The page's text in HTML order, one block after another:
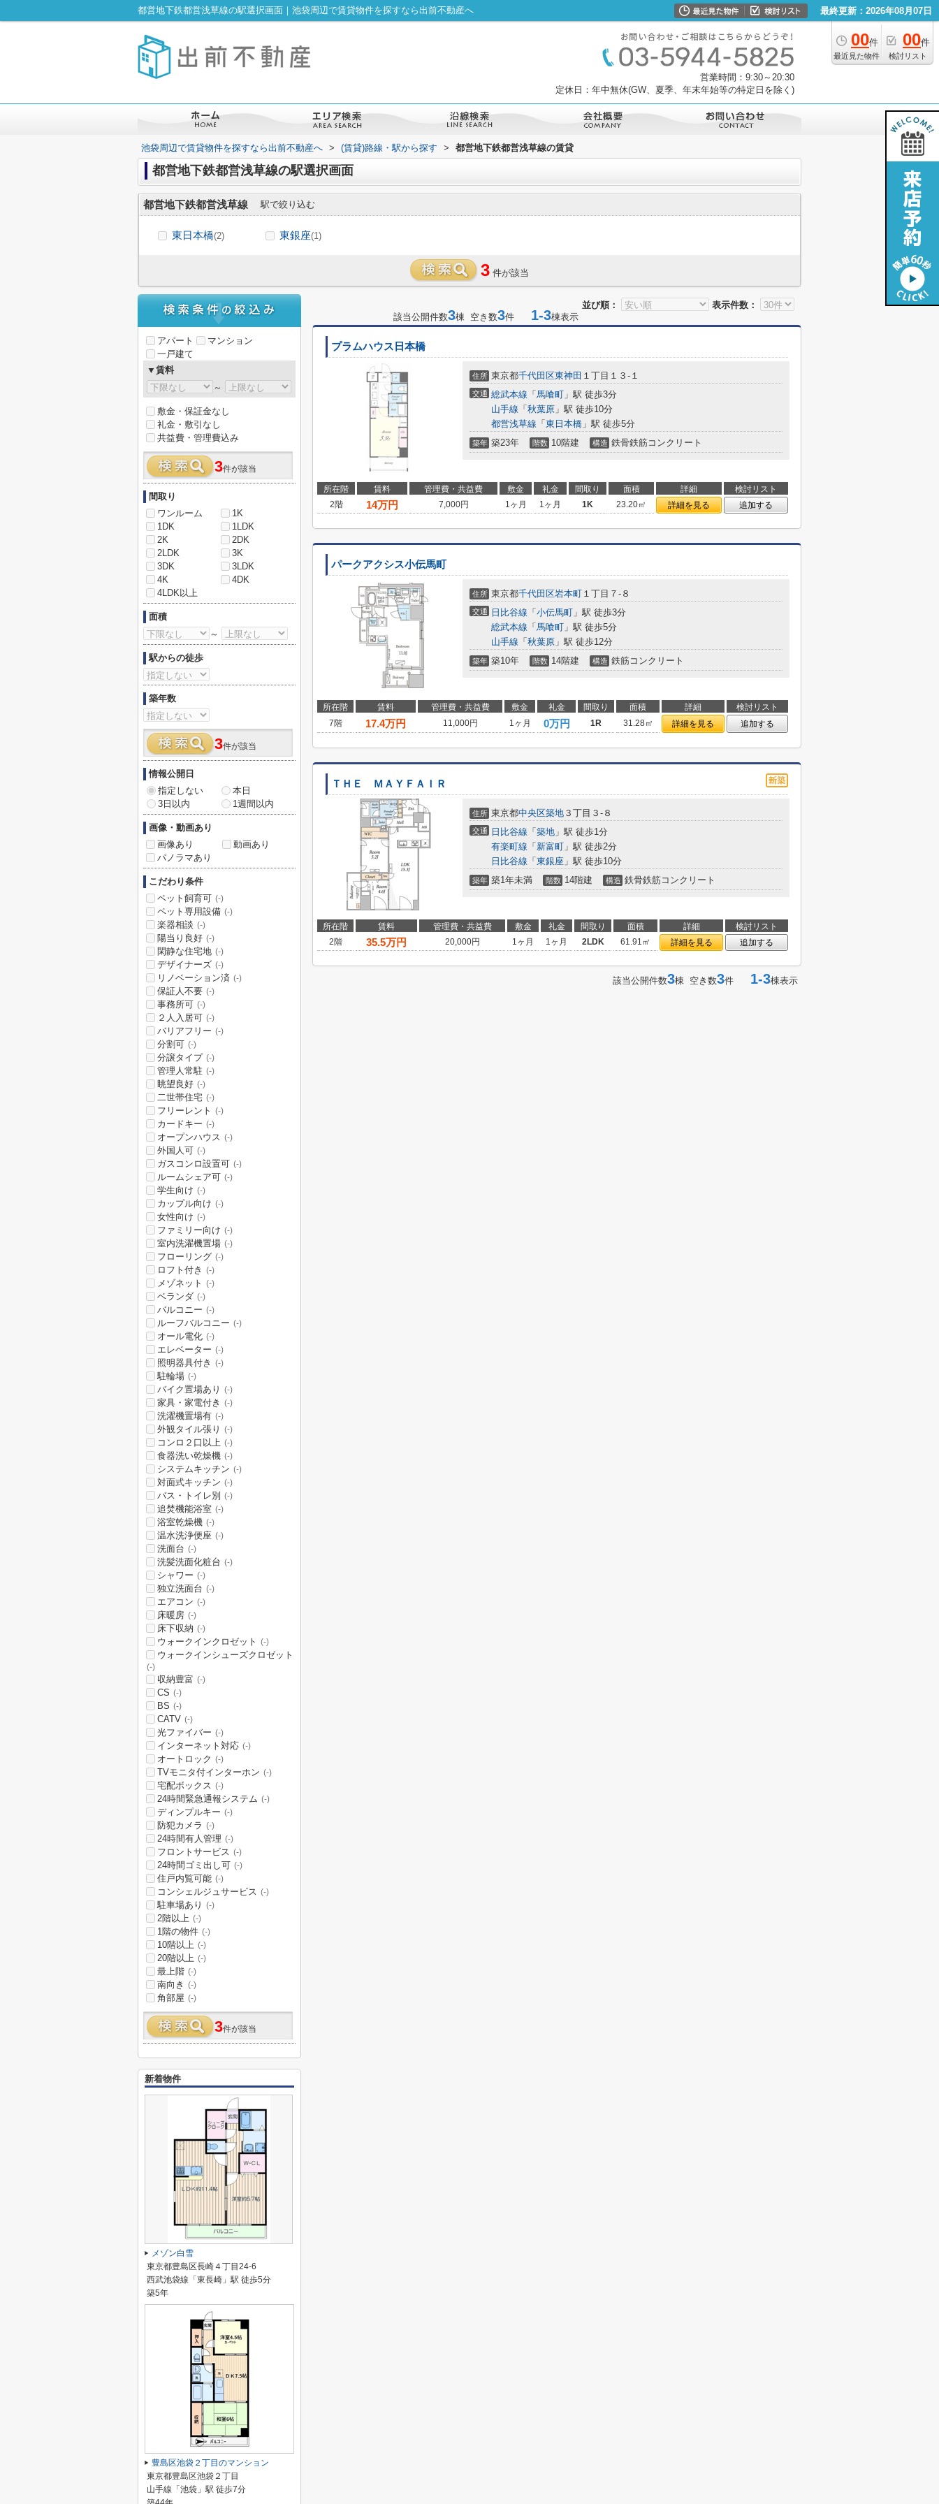
都営地下鉄都営浅草線の駅選択画面｜池袋周辺で賃貸物件を探すなら出前不動産へ 最終更新：2026年08月07日
00件
最近見た物件
00件
検討リスト
営業時間：9:30～20:30
定休日：年中無休(GW、夏季、年末年始等の特定日を除く)
池袋周辺で賃貸物件を探すなら出前不動産へ > (賃貸)路線・駅から探す > 都営地下鉄都営浅草線の賃貸
都営地下鉄都営浅草線の駅選択画面
都営地下鉄都営浅草線 駅で絞り込む
東日本橋(2) 東銀座(1)
3 件が該当
並び順：
表示件数：
該当公開件数3棟 空き数3件 1-3棟表示
プラムハウス日本橋
住所 東京都千代田区東神田 １丁目１３-１
交通 総武本線 「 馬喰町 」駅 徒歩3分
山手線 「 秋葉原 」駅 徒歩10分
都営浅草線 「 東日本橋 」駅 徒歩5分
築年 築23年 階数 10階建 構造 鉄骨鉄筋コンクリート
所在階 賃料 管理費・共益費 敷金 礼金 間取り 面積 詳細
検討リスト
2階
14万円 7,000円 1ヶ月 1ヶ月 1K 23.20㎡ 詳細を見る 追加する
パークアクシス小伝馬町
住所 東京都千代田区岩本町 １丁目７-８
交通 日比谷線 「 小伝馬町 」駅 徒歩3分
総武本線 「 馬喰町 」駅 徒歩5分
山手線 「 秋葉原 」駅 徒歩12分
築年 築10年 階数 14階建 構造 鉄筋コンクリート
所在階 賃料 管理費・共益費 敷金 礼金 間取り 面積 詳細
検討リスト
7階
17.4万円 11,000円 1ヶ月 0万円 1R 31.28㎡ 詳細を見る 追加する
ＴＨＥ ＭＡＹＦＡＩＲ
住所 東京都中央区築地 ３丁目３-８
交通 日比谷線 「 築地 」駅 徒歩1分
有楽町線 「 新富町 」駅 徒歩2分
日比谷線 「 東銀座 」駅 徒歩10分
築年 築1年未満 階数 14階建 構造 鉄骨鉄筋コンクリート
所在階 賃料 管理費・共益費 敷金 礼金 間取り 面積 詳細
検討リスト
2階
35.5万円 20,000円 1ヶ月 1ヶ月 2LDK 61.91㎡ 詳細を見る 追加する
該当公開件数3棟 空き数3件 1-3棟表示
アパート
マンション
一戸建て
▼賃料
～
敷金・保証金なし
礼金・敷引なし
共益費・管理費込み
3件が該当
間取り
ワンルーム
1K
1DK
1LDK
2K
2DK
2LDK
3K
3DK
3LDK
4K
4DK
4LDK以上
面積
～
駅からの徒歩
築年数
3件が該当
情報公開日
指定しない
本日
3日以内
1週間以内
画像・動画あり
画像あり
動画あり
パノラマあり
こだわり条件
ペット飼育可 (-)
ペット専用設備 (-)
楽器相談 (-)
陽当り良好 (-)
閑静な住宅地 (-)
デザイナーズ (-)
リノベーション済 (-)
保証人不要 (-)
事務所可 (-)
２人入居可 (-)
バリアフリー (-)
分割可 (-)
分譲タイプ (-)
管理人常駐 (-)
眺望良好 (-)
二世帯住宅 (-)
フリーレント (-)
カードキー (-)
オープンハウス (-)
外国人可 (-)
ガスコンロ設置可 (-)
ルームシェア可 (-)
学生向け (-)
カップル向け (-)
女性向け (-)
ファミリー向け (-)
室内洗濯機置場 (-)
フローリング (-)
ロフト付き (-)
メゾネット (-)
ベランダ (-)
バルコニー (-)
ルーフバルコニー (-)
オール電化 (-)
エレベーター (-)
照明器具付き (-)
駐輪場 (-)
バイク置場あり (-)
家具・家電付き (-)
洗濯機置場有 (-)
外観タイル張り (-)
コンロ２口以上 (-)
食器洗い乾燥機 (-)
システムキッチン (-)
対面式キッチン (-)
バス・トイレ別 (-)
追焚機能浴室 (-)
浴室乾燥機 (-)
温水洗浄便座 (-)
洗面台 (-)
洗髪洗面化粧台 (-)
シャワー (-)
独立洗面台 (-)
エアコン (-)
床暖房 (-)
床下収納 (-)
ウォークインクロゼット (-)
ウォークインシューズクロゼット
(-)
収納豊富 (-)
CS (-)
BS (-)
CATV (-)
光ファイバー (-)
インターネット対応 (-)
オートロック (-)
TVモニタ付インターホン (-)
宅配ボックス (-)
24時間緊急通報システム (-)
ディンプルキー (-)
防犯カメラ (-)
24時間有人管理 (-)
フロントサービス (-)
24時間ゴミ出し可 (-)
住戸内覧可能 (-)
コンシェルジュサービス (-)
駐車場あり (-)
2階以上 (-)
1階の物件 (-)
10階以上 (-)
20階以上 (-)
最上階 (-)
南向き (-)
角部屋 (-)
3件が該当
新着物件
メゾン白雪
東京都豊島区長崎４丁目24-6
西武池袋線「東長崎」駅 徒歩5分
築5年
豊島区池袋２丁目のマンション
東京都豊島区池袋２丁目
山手線「池袋」駅 徒歩7分